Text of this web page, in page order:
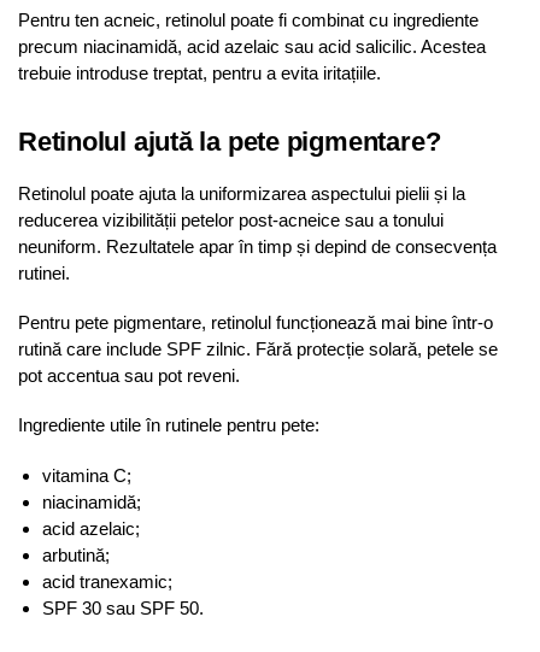
Pentru ten acneic, retinolul poate fi combinat cu ingrediente
precum niacinamidă, acid azelaic sau acid salicilic. Acestea
trebuie introduse treptat, pentru a evita iritațiile.
Retinolul ajută la pete pigmentare?
Retinolul poate ajuta la uniformizarea aspectului pielii și la
reducerea vizibilității petelor post-acneice sau a tonului
neuniform. Rezultatele apar în timp și depind de consecvența
rutinei.
Pentru pete pigmentare, retinolul funcționează mai bine într-o
rutină care include SPF zilnic. Fără protecție solară, petele se
pot accentua sau pot reveni.
Ingrediente utile în rutinele pentru pete:
vitamina C;
niacinamidă;
acid azelaic;
arbutină;
acid tranexamic;
SPF 30 sau SPF 50.